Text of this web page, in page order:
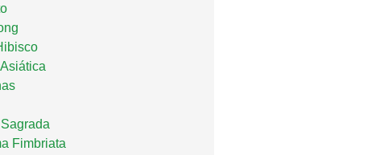
Fimbriata